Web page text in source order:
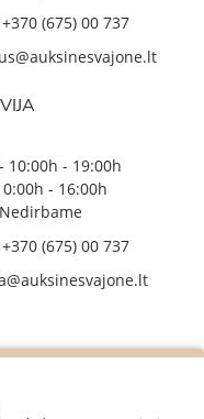
(675) 00 737
10:00h - 19:00h
- 16:00h
(675) 00 737